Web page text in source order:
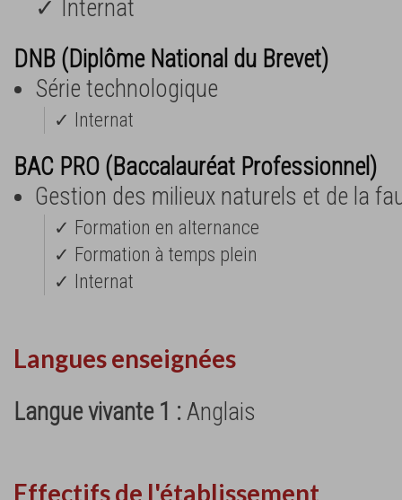
✓ Internat
DNB (Diplôme National du Brevet)
Série technologique
✓ Internat
BAC PRO (Baccalauréat Professionnel)
Gestion des milieux naturels et de la
✓ Formation en alternance
✓ Formation à temps plein
✓ Internat
Langues enseignées
Langue vivante 1 :Anglais
Effectifs de l'établissement